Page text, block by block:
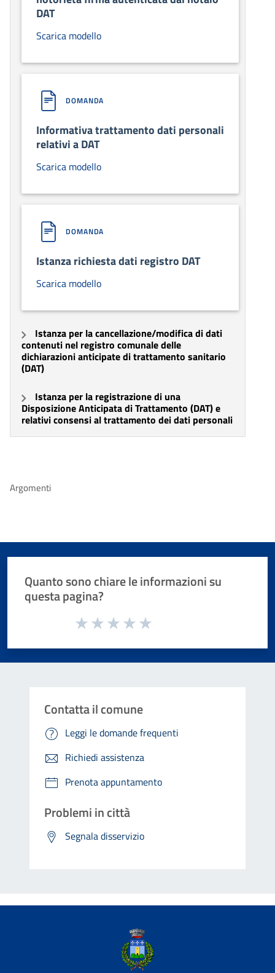
DAT
Scarica modello
DOMANDA
Informativa trattamento dati personali
relativi a DAT
Scarica modello
DOMANDA
Istanza richiesta dati registro DAT
Scarica modello
Istanza per la cancellazione/modifica di dati
contenuti nel registro comunale delle
dichiarazioni anticipate di trattamento sanitario
(DAT)
Istanza per la registrazione di una
Disposizione Anticipata di Trattamento (DAT) e
relativi consensi al trattamento dei dati personali
Argomenti
Quanto sono chiare le informazioni su
questa pagina?
Valuta da 1 a 5 stelle la pagina
Contatta il comune
Leggi le domande frequenti
Richiedi assistenza
Prenota appuntamento
Problemi in città
Segnala disservizio